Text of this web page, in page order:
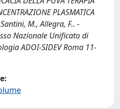
PLASMATICA
M., Allegra, F.. -
Nazionale Unificato di
ADOI-SIDEV Roma 11-